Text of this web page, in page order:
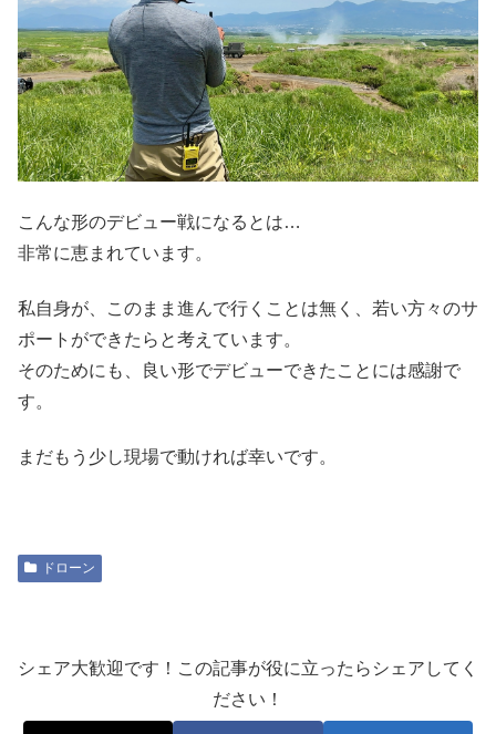
こんな形のデビュー戦になるとは…
非常に恵まれています。
私自身が、このまま進んで行くことは無く、若い方々のサ
ポートができたらと考えています。
そのためにも、良い形でデビューできたことには感謝で
す。
まだもう少し現場で動ければ幸いです。
ドローン
シェア大歓迎です！この記事が役に立ったらシェアしてく
ださい！